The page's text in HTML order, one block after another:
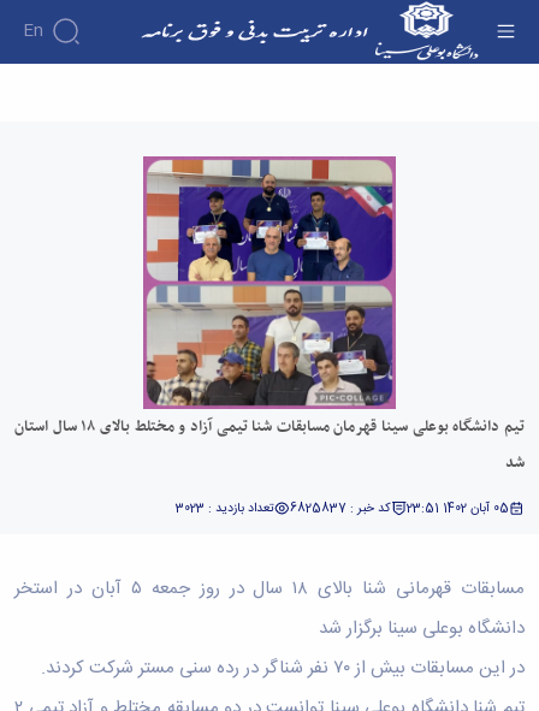
En
آزاد و مختلط بالای ۱۸ سال استان شد - اداره تربیت
تیم دانشگاه بوعلی سینا قهرمان مسابقات شنا تیمی آزاد و مختلط بالای ۱۸ سال استان
شد
05 آبان 1402 23:51 کد خبر : 6825837 تعداد بازدید : 3023
مسابقات قهرمانی شنا بالای ۱۸ سال در روز جمعه ۵ آبان در استخر
دانشگاه بوعلی سینا برگزار شد
در این مسابقات بیش از ۷۰ نفر شناگر در رده سنی مستر شرکت کردند.